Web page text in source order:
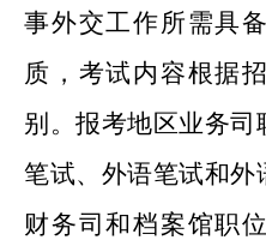
事外交工作所需具
质，考试内容根据
别。报考地区业务司
笔试、外语笔试和外
财务司和档案馆职